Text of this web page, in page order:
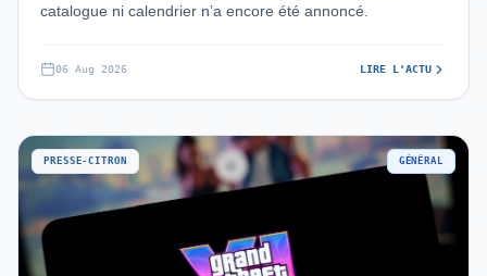
catalogue ni calendrier n’a encore été annoncé.
06 Aug 2026 LIRE L'ACTU
PRESSE-CITRON GÉNÉRAL